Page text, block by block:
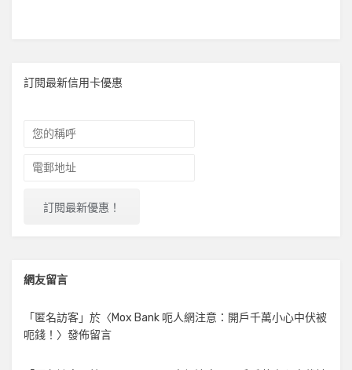
訂閱最新信用卡優惠
網友留言
「匿名訪客」於〈Mox Bank 呃人網注意：開戶千萬小心中伏被
呃錢！ 〉發佈留言